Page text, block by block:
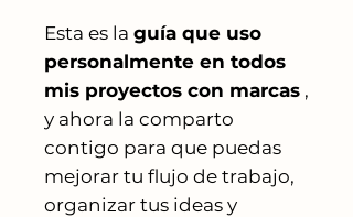
Esta es la guía que uso
personalmente en todos
mis proyectos con marcas ,
y ahora la comparto
contigo para que puedas
mejorar tu flujo de trabajo,
organizar tus ideas y